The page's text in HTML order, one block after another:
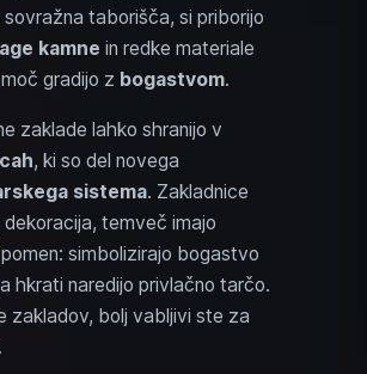
sovražna taborišča, si priborijo
kamne in redke materiale
gradijo z bogastvom.
zaklade lahko shranijo v
, ki so del novega
sistema. Zakladnice
dekoracija, temveč imajo
simbolizirajo bogastvo
hkrati naredijo privlačno tarčo.
zakladov, bolj vabljivi ste za